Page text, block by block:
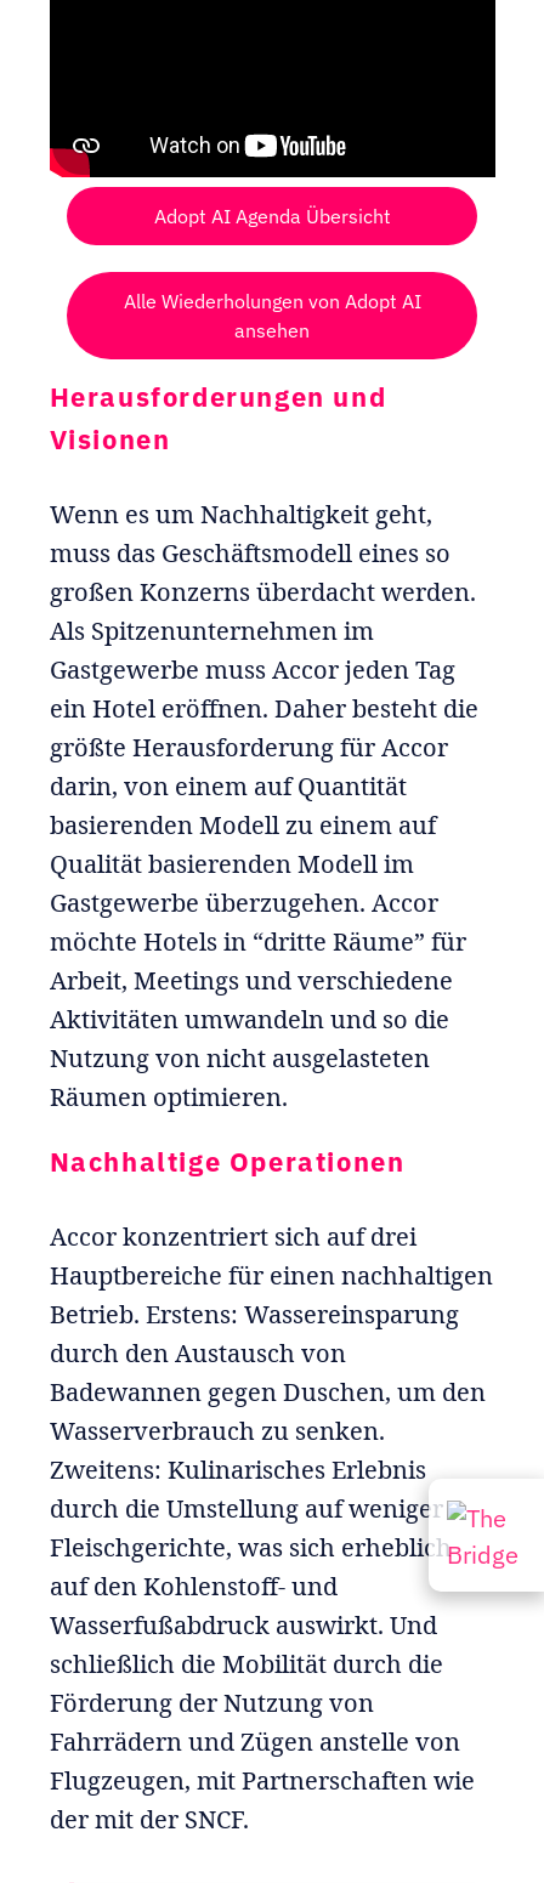
Adopt AI Agenda Übersicht
Alle Wiederholungen von Adopt AI
ansehen
Herausforderungen und
Visionen
Wenn es um Nachhaltigkeit geht,
muss das Geschäftsmodell eines so
großen Konzerns überdacht werden.
Als Spitzenunternehmen im
Gastgewerbe muss Accor jeden Tag
ein Hotel eröffnen. Daher besteht die
größte Herausforderung für Accor
darin, von einem auf Quantität
basierenden Modell zu einem auf
Qualität basierenden Modell im
Gastgewerbe überzugehen. Accor
möchte Hotels in “dritte Räume” für
Arbeit, Meetings und verschiedene
Aktivitäten umwandeln und so die
Nutzung von nicht ausgelasteten
Räumen optimieren.
Nachhaltige Operationen
Accor konzentriert sich auf drei
Hauptbereiche für einen nachhaltigen
Betrieb. Erstens: Wassereinsparung
durch den Austausch von
Badewannen gegen Duschen, um den
Wasserverbrauch zu senken.
Zweitens: Kulinarisches Erlebnis
durch die Umstellung auf weniger
Fleischgerichte, was sich erheblich
auf den Kohlenstoff- und
Wasserfußabdruck auswirkt. Und
schließlich die Mobilität durch die
Förderung der Nutzung von
Fahrrädern und Zügen anstelle von
Flugzeugen, mit Partnerschaften wie
der mit der SNCF.